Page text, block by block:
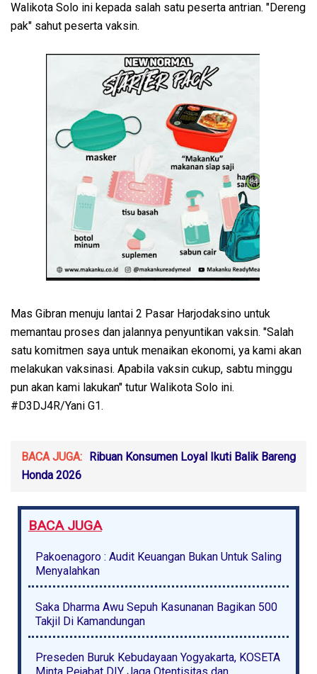
Walikota Solo ini kepada salah satu peserta antrian. "Dereng
pak" sahut peserta vaksin.
Mas Gibran menuju lantai 2 Pasar Harjodaksino untuk
memantau proses dan jalannya penyuntikan vaksin. "Salah
satu komitmen saya untuk menaikan ekonomi, ya kami akan
melakukan vaksinasi. Apabila vaksin cukup, sabtu minggu
pun akan kami lakukan" tutur Walikota Solo ini.
#D3DJ4R/Yani G1.
BACA JUGA:
Ribuan Konsumen Loyal Ikuti Balik Bareng
Honda 2026
BACA JUGA
Pakoenagoro : Audit Keuangan Bukan Untuk Saling
Menyalahkan
Saka Dharma Awu Sepuh Kasunanan Bagikan 500
Takjil Di Kamandungan
Preseden Buruk Kebudayaan Yogyakarta, KOSETA